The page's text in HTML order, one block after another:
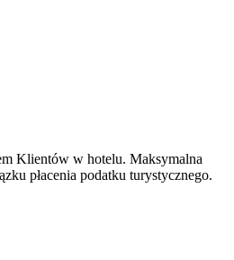
Klientów w hotelu. Maksymalna
płacenia podatku turystycznego.